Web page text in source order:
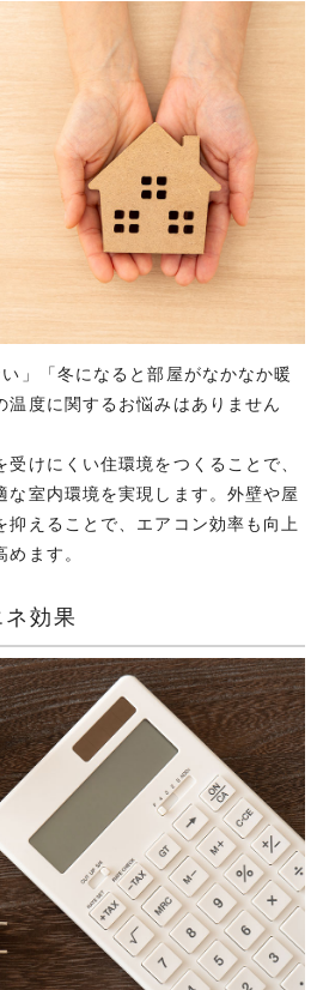
」「冬になると部屋がなかなか暖
温度に関するお悩みはありません
けにくい住環境をつくることで、
な室内環境を実現します。外壁や屋
抑えることで、エアコン効率も向上
ます。
効果